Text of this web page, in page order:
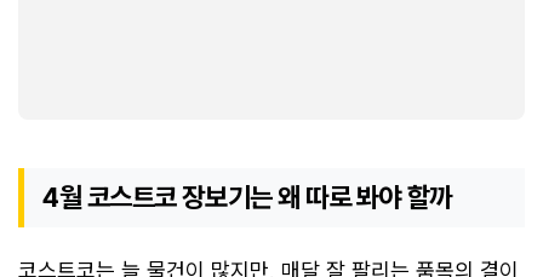
4월 코스트코 장보기는 왜 따로 봐야 할까
코스트코는 늘 물건이 많지만, 매달 잘 팔리는 품목의 결이